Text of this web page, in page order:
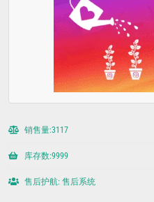
销售量:3117
库存数:9999
售后护航: 售后系统